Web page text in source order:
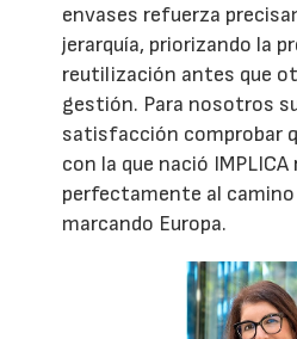
envases refuerza
jerarquía, priorizando la
reutilización antes que
gestión. Para nosotros
satisfacción comprobar
con la que nació IMPLICA
perfectamente al
marcando Europa.